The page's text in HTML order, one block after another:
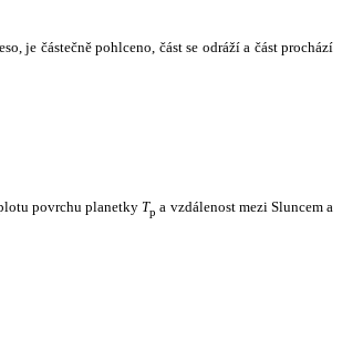
je částečně pohlceno, část se odráží a část prochází
povrchu planetky Tp a vzdálenost mezi Sluncem a